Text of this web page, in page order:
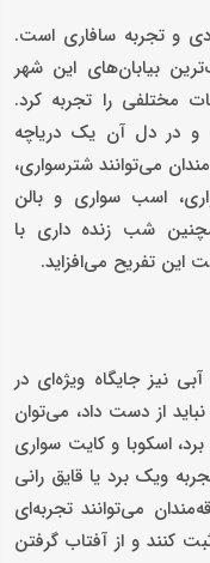
و تجربه سافاری است.
بیابان‌های این شهر
مختلفی را تجربه کرد.
10 هکتار است و در دل آن یک دریاچه
می‌توانند شترسواری،
اسب سواری و بالن
شب زنده داری با
تفریح می‌افزاید.
نیز جایگاه ویژه‌ای در
از دست داد، می‌توان
اسکوبا و کایت سواری
ویک برد یا قایق رانی
می‌توانند تجربه‌ای
کنند و از آفتاب گرفتن